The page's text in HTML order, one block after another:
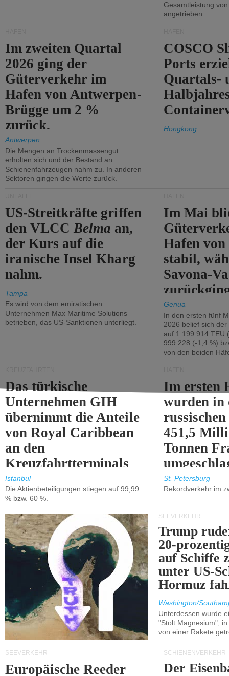
Gesamtleistung
angetrieben.
Im zweiten Quartal
2026 ging der
Güterverkehr im
Hafen von Antwerpen-
Brügge um 2 %
zurück.
Antwerpen
Die Mengen an Trockenmassengut
erholten sich und der Bestand an
Schienenfahrzeugen nahm zu. In anderen
Sektoren gingen die Werte zurück.
COSCO
Ports
Quartals-
Hongkong
US-Streitkräfte griffen
den VLCCBelma an,
der Kurs auf die
iranische Insel Kharg
nahm.
Tampa
Es wird von dem emiratischen
Unternehmen Max Maritime Solutions
betrieben, das US-Sanktionen unterliegt.
Im Mai
Hafen von
stabil,
Savona-
Genua
In den ersten fünf
2026 belief sich
auf 1.199.914 TEU
999.228 (-1,4 %)
von den beiden
Das türkische
Unternehmen GIH
übernimmt die Anteile
von Royal Caribbean
an den
Kreuzfahrtterminals
in Kusadasi und
Lissabon.
Istanbul
Die Aktienbeteiligungen stiegen auf 99,99
% bzw. 60 %.
Im ersten
wurden in
451,5
Tonnen
%).
St. Petersburg
Rekordverkehr im
SEEVERKEHR
Trump
20-
auf Schiffe
unter US-
Hormuz
Washington/
Unterdessen wurde
"Stolt Magnesium",
von einer Rakete
SEEVERKEHR
Europäische Reeder
SCHIENENVERKEHR
Der